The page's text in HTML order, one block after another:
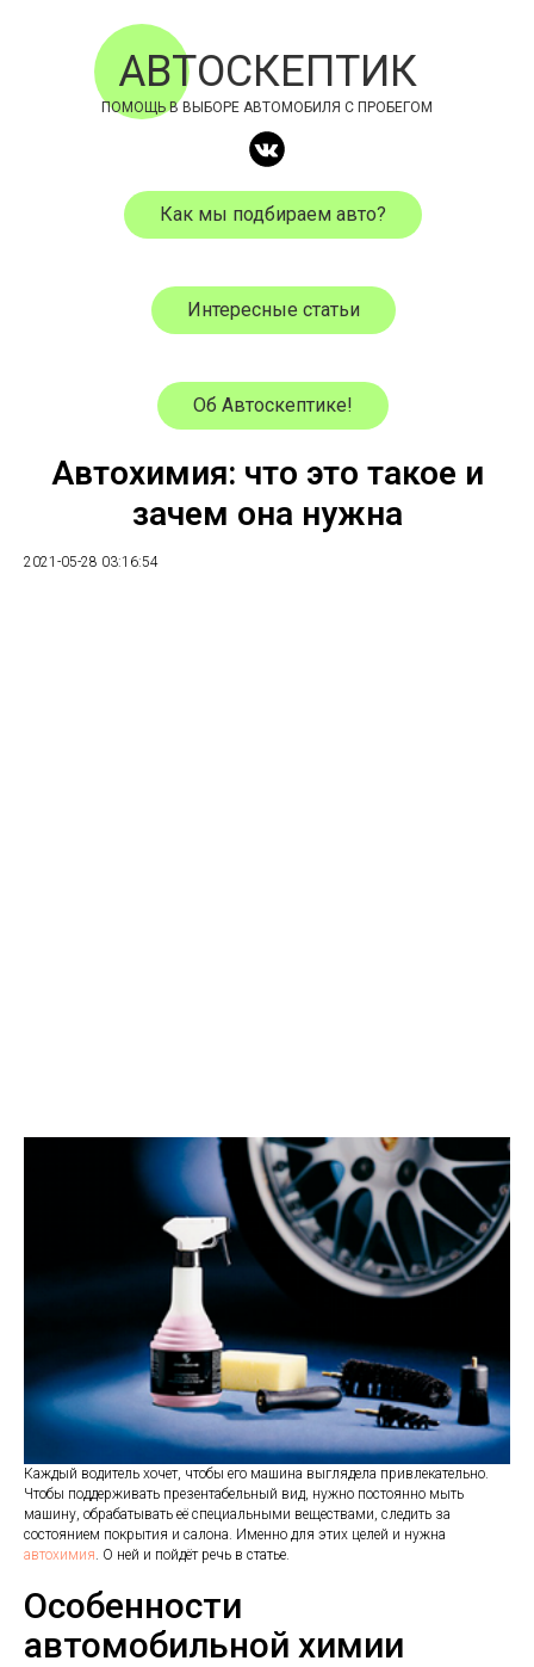
АВТОСКЕПТИК
ПОМОЩЬ В ВЫБОРЕ АВТОМОБИЛЯ С ПРОБЕГОМ
Как мы подбираем авто?
Интересные статьи
Об Автоскептике!
Автохимия: что это такое и
зачем она нужна
2021-05-28 03:16:54
Каждый водитель хочет, чтобы его машина выглядела привлекательно.
Чтобы поддерживать презентабельный вид, нужно постоянно мыть
машину, обрабатывать её специальными веществами, следить за
состоянием покрытия и салона. Именно для этих целей и нужна
автохимия . О ней и пойдёт речь в статье.
Особенности
автомобильной химии